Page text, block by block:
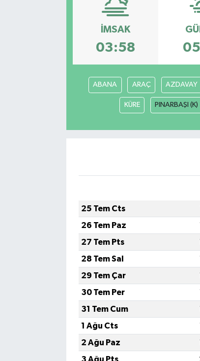
İMSAK
03:58
ABANA ARAÇ AZDAVAY
KÜRE PINARBAŞI (K)
25 Tem Cts
26 Tem Paz
27 Tem Pts
28 Tem Sal
29 Tem Çar
30 Tem Per
31 Tem Cum
1 Ağu Cts
2 Ağu Paz
KÜLTÜR SANAT